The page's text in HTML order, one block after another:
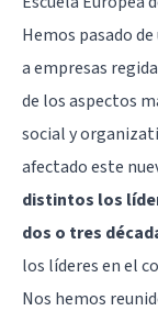
Hemos pasado
a empresas
de los aspectos
social y
afectado este
distintos los
dos o tres
los líderes en el
Nos hemos